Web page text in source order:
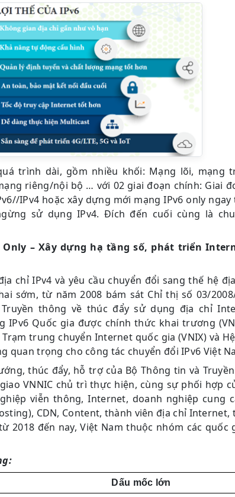
trình dài, gồm nhiều khối: Mạng lõi, mạng
riêng/nội bộ … với 02 giai đoạn chính: Giai
IPv4 hoặc xây dựng mới mạng IPv6 only
sử dụng IPv4. Đích đến cuối cùng là
Only – Xây dựng hạ tầng số, phát triển
chỉ IPv4 và yêu cầu chuyển đổi sang thế hệ
sớm, từ năm 2008 bám sát Chỉ thị số 03/2008/
thông về thúc đẩy sử dụng địa chỉ
IPv6 Quốc gia được chính thức khai trương
trung chuyển Internet quốc gia (VNIX) và
quan trọng cho công tác chuyển đổi IPv6 Việt
thúc đẩy, hỗ trợ của Bộ Thông tin và
VNNIC chủ trì thực hiện, cùng sự phối hợp
viễn thông, Internet, doanh nghiệp cung
CDN, Content, thành viên địa chỉ Internet,
2018 đến nay, Việt Nam thuộc nhóm các quốc
Dấu mốc lớn